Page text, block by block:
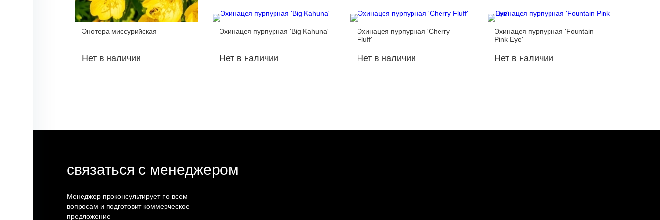
Энотера миссурийская
Нет в наличии
Эхинацея пурпурная 'Big Kahuna'
Нет в наличии
Эхинацея пурпурная 'Cherry
Fluff'
Нет в наличии
Эхинацея пурпурная 'Fountain
Pink Eye'
Нет в наличии
связаться с менеджером
Менеджер проконсультирует по всем
вопросам и подготовит коммерческое
предложение